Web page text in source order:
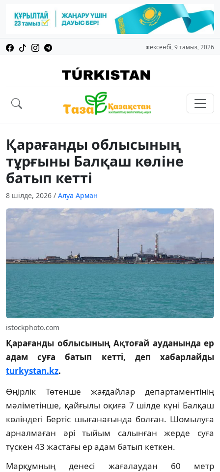
жексенбі, 9 тамыз, 2026
Қарағанды облысының
тұрғыны Балқаш көліне
батып кетті
8 шілде, 2026 / Алуа Арман
istockphoto.com
Қарағанды облысының Ақтоғай ауданында ер
адам суға батып кетті, деп хабарлайды
turkystan.kz.
Өңірлік Төтенше жағдайлар департаментінің
мәліметінше, қайғылы оқиға 7 шілде күні Балқаш
көліндегі Бертіс шығанағында болған. Шомылуға
арналмаған әрі тыйым салынған жерде суға
түскен 43 жастағы ер адам батып кеткен.
Марқұмның денесі жағалаудан 60 метр